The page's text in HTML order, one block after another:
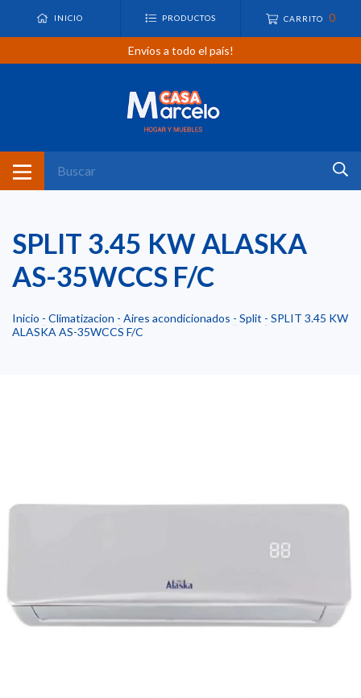
INICIO PRODUCTOS CARRITO 0
Envíos a todo el país!
SPLIT 3.45 KW ALASKA
AS-35WCCS F/C
Inicio - Climatizacion - Aires acondicionados - Split - SPLIT 3.45 KW
ALASKA AS-35WCCS F/C